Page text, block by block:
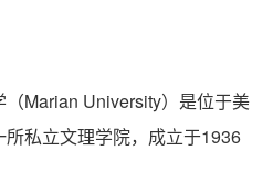
Marian University）是位于美
私立文理学院，成立于1936